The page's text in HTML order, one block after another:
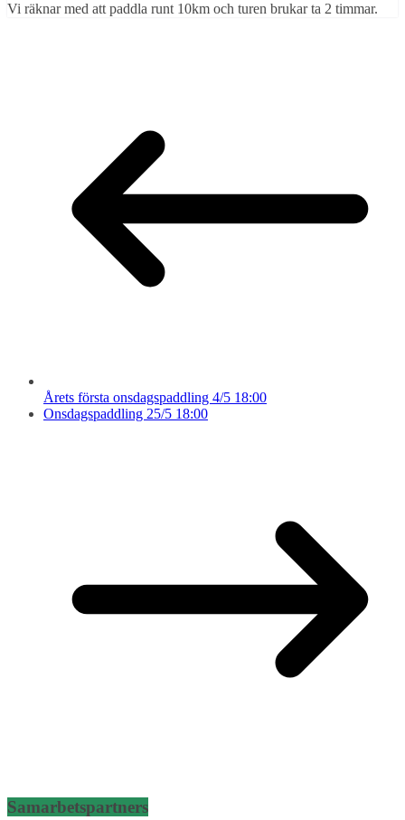
Vi räknar med att paddla runt 10km och turen brukar ta 2 timmar.
Årets första onsdagspaddling 4/5 18:00
Onsdagspaddling 25/5 18:00
Samarbetspartners